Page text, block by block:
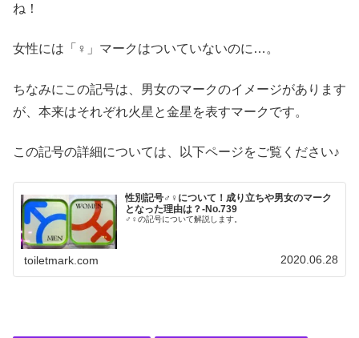
ね！
女性には「♀」マークはついていないのに…。
ちなみにこの記号は、男女のマークのイメージがあります
が、本来はそれぞれ火星と金星を表すマークです。
この記号の詳細については、以下ページをご覧ください♪
性別記号♂♀について！成り立ちや男女のマーク
となった理由は？‐No.739
♂♀の記号について解説します。
toiletmark.com 2020.06.28